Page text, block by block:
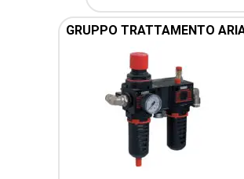
GRUPPO TRATTAMENTO